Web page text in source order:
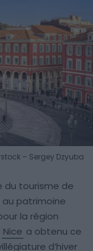
– Sergey Dzyuba
du tourisme de
au patrimoine
la région
Nice a obtenu ce
d’hiver